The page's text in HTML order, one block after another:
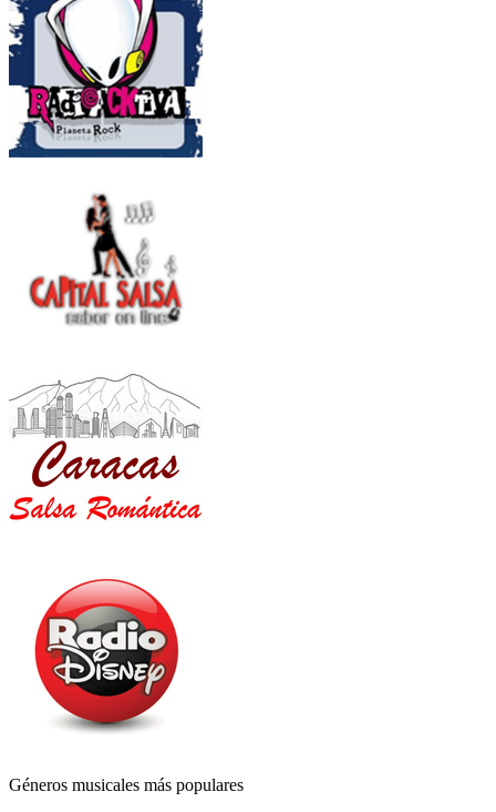
Géneros musicales más populares